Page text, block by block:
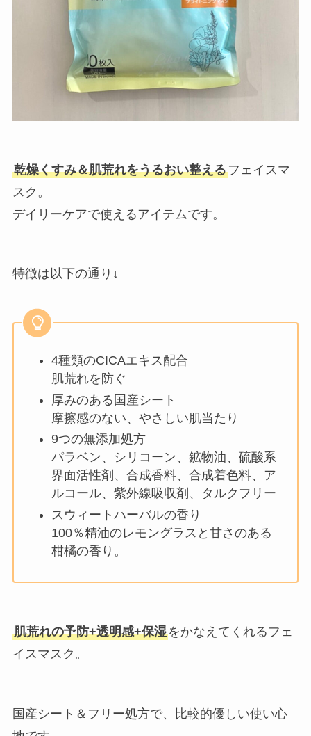
乾燥くすみ＆肌荒れをうるおい整えるフェイスマ
スク。
デイリーケアで使えるアイテムです。
特徴は以下の通り↓
4種類のCICAエキス配合
肌荒れを防ぐ
厚みのある国産シート
摩擦感のない、やさしい肌当たり
9つの無添加処方
パラベン、シリコーン、鉱物油、硫酸系
界面活性剤、合成香料、合成着色料、ア
ルコール、紫外線吸収剤、タルクフリー
スウィートハーバルの香り
100％精油のレモングラスと甘さのある
柑橘の香り。
肌荒れの予防+透明感+保湿をかなえてくれるフェ
イスマスク。
国産シート＆フリー処方で、比較的優しい使い心